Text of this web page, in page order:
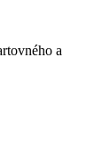
a